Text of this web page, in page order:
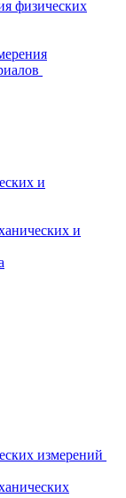
физических
и
и
измерений